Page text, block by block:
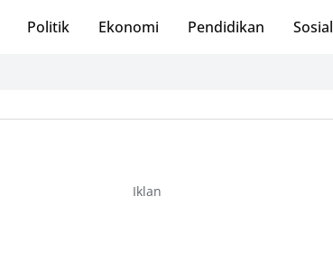
Politik Ekonomi Pendidikan Sosial
Iklan